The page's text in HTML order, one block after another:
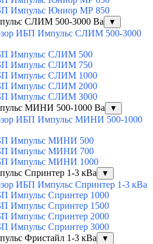
Импульс Юниор МР 850
СЛИМ 500-3000 Ва
▼
ИБП Импульс СЛИМ 500-3000
Импульс СЛИМ 500
Импульс СЛИМ 750
Импульс СЛИМ 1000
Импульс СЛИМ 2000
Импульс СЛИМ 3000
МИНИ 500-1000 Ва
▼
ИБП Импульс МИНИ 500-1000
Импульс МИНИ 500
Импульс МИНИ 700
Импульс МИНИ 1000
Спринтер 1-3 кВа
▼
ИБП Импульс Спринтер 1-3 кВа
Импульс Спринтер 1000
Импульс Спринтер 1500
Импульс Спринтер 2000
Импульс Спринтер 3000
Фристайл 1-3 кВа
▼